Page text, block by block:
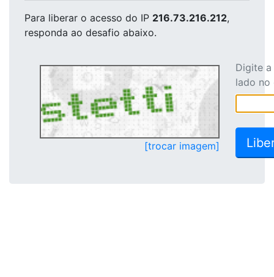
Para liberar o acesso do IP 216.73.216.212,
responda ao desafio abaixo.
[trocar imagem]
Digite
lado no